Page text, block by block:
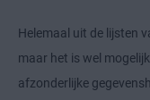
Helemaal uit de lijsten
maar het is wel
afzonderlijke